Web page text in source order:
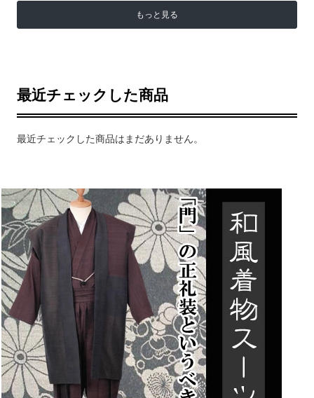
もっと見る
最近チェックした商品
最近チェックした商品はまだありません。